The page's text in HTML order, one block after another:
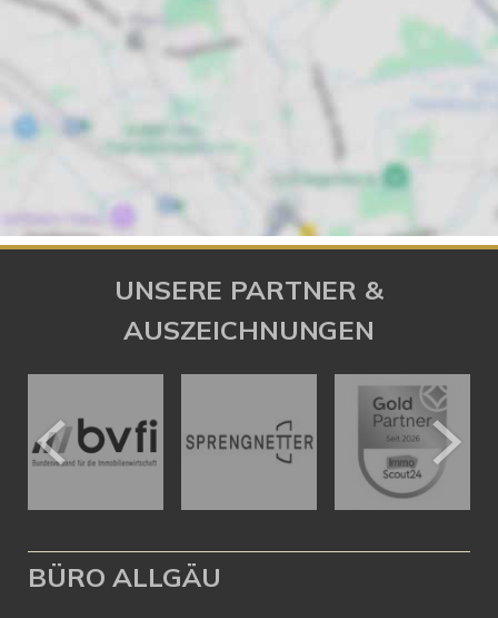
UNSERE PARTNER &
AUSZEICHNUNGEN
BÜRO ALLGÄU